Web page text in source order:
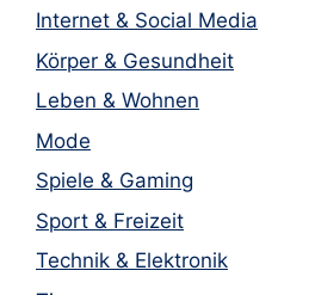
Internet & Social Media
Körper & Gesundheit
Leben & Wohnen
Mode
Spiele & Gaming
Sport & Freizeit
Technik & Elektronik